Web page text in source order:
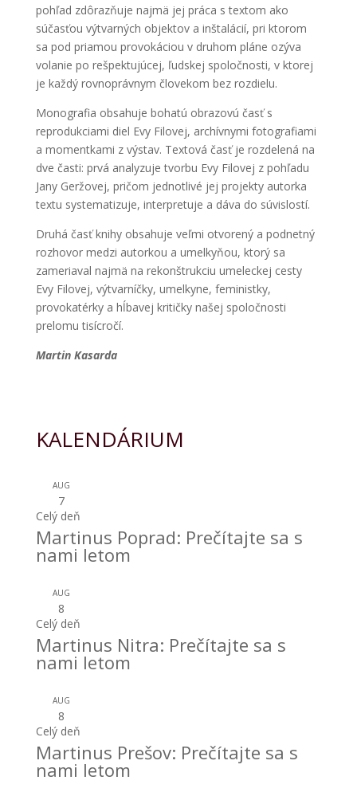
pohľad zdôrazňuje najmä jej práca s textom ako
súčasťou výtvarných objektov a inštalácií, pri ktorom
sa pod priamou provokáciou v druhom pláne ozýva
volanie po rešpektujúcej, ľudskej spoločnosti, v ktorej
je každý rovnoprávnym človekom bez rozdielu.
Monografia obsahuje bohatú obrazovú časť s
reprodukciami diel Evy Filovej, archívnymi fotografiami
a momentkami z výstav. Textová časť je rozdelená na
dve časti: prvá analyzuje tvorbu Evy Filovej z pohľadu
Jany Geržovej, pričom jednotlivé jej projekty autorka
textu systematizuje, interpretuje a dáva do súvislostí.
Druhá časť knihy obsahuje veľmi otvorený a podnetný
rozhovor medzi autorkou a umelkyňou, ktorý sa
zameriaval najmä na rekonštrukciu umeleckej cesty
Evy Filovej, výtvarníčky, umelkyne, feministky,
provokatérky a hĺbavej kritičky našej spoločnosti
prelomu tisícročí.
Martin Kasarda
KALENDÁRIUM
AUG
7
Celý deň
Martinus Poprad: Prečítajte sa s
nami letom
AUG
8
Celý deň
Martinus Nitra: Prečítajte sa s
nami letom
AUG
8
Celý deň
Martinus Prešov: Prečítajte sa s
nami letom